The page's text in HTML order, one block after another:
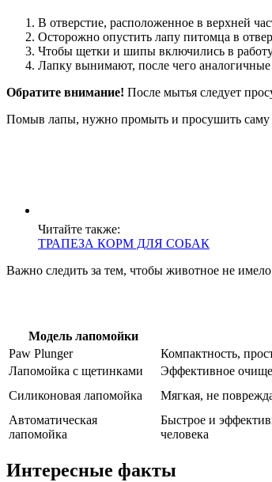
В отверстие, расположенное в верхней
Осторожно опустить лапу питомца в
Чтобы щетки и шипы включились в
Лапку вынимают, после чего
Обратите внимание! После мытья следует
Помыв лапы, нужно промыть и просушить саму
Читайте также:
ТРАПЕЗА КОРМ ДЛЯ СОБАК
Важно следить за тем, чтобы животное не
Модель лапомойки
Paw Plunger
Компактность,
Лапомойка с щетинками
Эффективное
Силиконовая лапомойка
Мягкая, не
Автоматическая
лапомойка
Быстрое и
человека
Интересные факты